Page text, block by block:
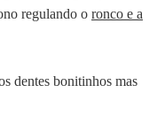
regulando o ronco e a
dentes bonitinhos mas